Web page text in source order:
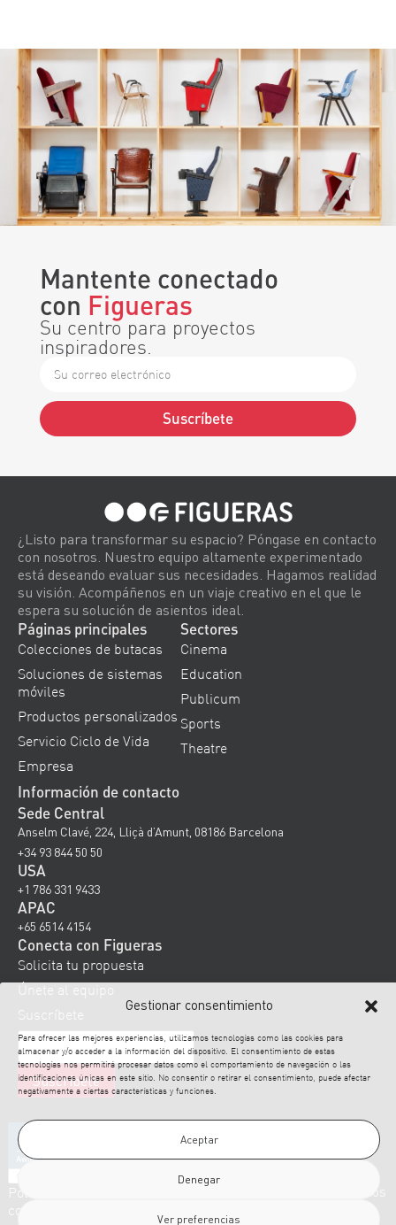
Gestionar consentimiento
Para ofrecer las mejores experiencias, utilizamos tecnologías como las cookies para
almacenar y/o acceder a la información del dispositivo. El consentimiento de estas
tecnologías nos permitirá procesar datos como el comportamiento de navegación o las
identificaciones únicas en este sitio. No consentir o retirar el consentimiento, puede afectar
negativamente a ciertas características y funciones.
Aceptar
Denegar
Ver preferencias
Mantente conectado
con Figueras
Su centro para proyectos
inspiradores.
Suscríbete
¿Listo para transformar su espacio? Póngase en contacto
con nosotros. Nuestro equipo altamente experimentado
está deseando evaluar sus necesidades. Hagamos realidad
su visión. Acompáñenos en un viaje creativo en el que le
espera su solución de asientos ideal.
Páginas principales
Colecciones de butacas
Soluciones de sistemas
móviles
Productos personalizados
Servicio Ciclo de Vida
Empresa
Sectores
Cinema
Education
Publicum
Sports
Theatre
Información de contacto
Sede Central
Anselm Clavé, 224, Lliçà d’Amunt, 08186 Barcelona
+34 93 844 50 50
USA
+1 786 331 9433
APAC
+65 6514 4154
Conecta con Figueras
Solicita tu propuesta
Únete al equipo
Suscríbete
© 2026 Figueras. Todos los
Política de
cookies